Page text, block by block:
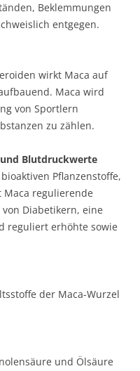
Beklemmungen
entgegen.
wirkt Maca auf
Maca wird
von Sportlern
zu zählen.
Blutdruckwerte
Pflanzenstoffe,
regulierende
Diabetikern, eine
reguliert erhöhte sowie
der Maca-Wurzel
und Ölsäure